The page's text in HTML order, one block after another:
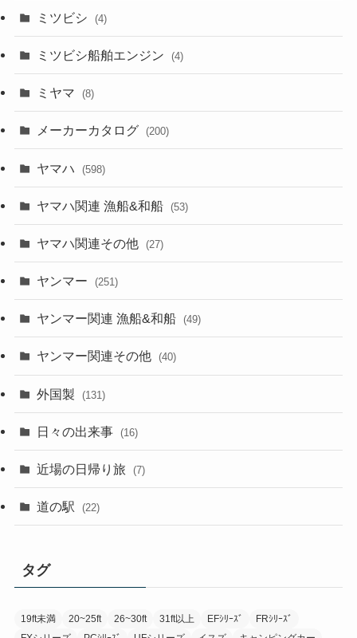
ミツビシ (4)
ミツビシ船舶エンジン (4)
ミヤマ (8)
メーカーカタログ (200)
ヤマハ (598)
ヤマハ関連 漁船&和船 (53)
ヤマハ関連その他 (27)
ヤンマー (251)
ヤンマー関連 漁船&和船 (49)
ヤンマー関連その他 (40)
外国製 (131)
日々の出来事 (16)
近場の日帰り旅 (7)
道の駅 (22)
タグ
19ft未満 20~25ft 26~30ft 31ft以上 EFｼﾘｰｽﾞ
FRｼﾘｰｽﾞ